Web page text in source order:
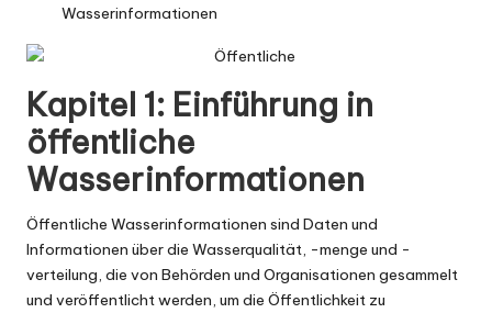
Wasserinformationen
Kapitel 1: Einführung in
öffentliche
Wasserinformationen
Öffentliche Wasserinformationen sind Daten und
Informationen über die Wasserqualität, -menge und -
verteilung, die von Behörden und Organisationen gesammelt
und veröffentlicht werden, um die Öffentlichkeit zu